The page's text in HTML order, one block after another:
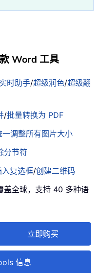
Word 工具
实时助手/超级润色/超级翻
/批量转换为 PDF
一调整所有图片大小
分节符
入复选框/创建二维码
盖全球，支持 40 多种语
立即购买
信息